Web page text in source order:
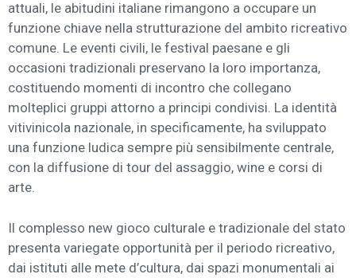
attuali, le abitudini italiane rimangono a occupare un
funzione chiave nella strutturazione del ambito ricreativo
comune. Le eventi civili, le festival paesane e gli
occasioni tradizionali preservano la loro importanza,
costituendo momenti di incontro che collegano
molteplici gruppi attorno a principi condivisi. La identità
vitivinicola nazionale, in specificamente, ha sviluppato
una funzione ludica sempre più sensibilmente centrale,
con la diffusione di tour del assaggio, wine e corsi di
arte.
Il complesso new gioco culturale e tradizionale del stato
presenta variegate opportunità per il periodo ricreativo,
dai istituti alle mete d’cultura, dai spazi monumentali ai